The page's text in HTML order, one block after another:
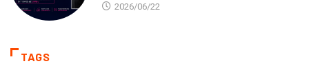
2026/06/22
TAGS